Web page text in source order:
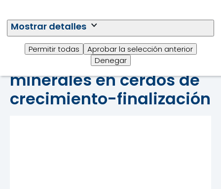
Mostrar detalles
Permitir todas
Aprobar la selección anterior
Denegar
Nuestra oferta en la
optimización de
minerales en cerdos de
crecimiento-finalización